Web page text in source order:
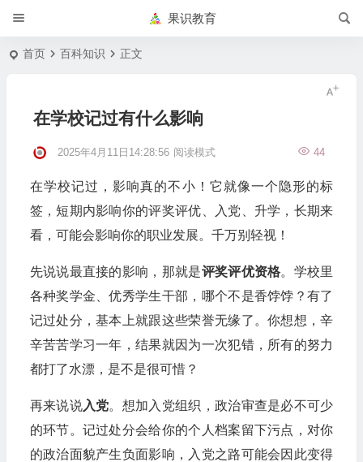
果识教育
首页 百科知识 正文
在学校记过有什么影响
2025年4月11日14:28:56 44
阅读模式
在学校记过，影响真的不小！它就像一个隐形的标
签，短期内影响你的评奖评优、入党、升学，长期来
看，可能会影响你的职业发展。千万别轻视！
先说说最直接的影响，那就是评奖评优资格。学校里
各种奖学金、优秀学生干部，哪个不是香饽饽？有了
记过处分，基本上就跟这些荣誉无缘了。你想想，辛
辛苦苦学习一年，结果就因为一次犯错，所有的努力
都打了水漂，是不是很可惜？
再来说说入党。想加入党组织，政治审查是必不可少
的环节。记过处分会给你的个人档案留下污点，对你
的政治面貌产生负面影响，入党之路可能会因此变得